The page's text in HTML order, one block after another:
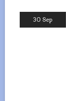
30 Sep